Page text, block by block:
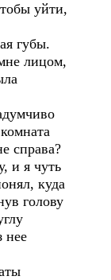
уйти,
губы.
лицом,
справа?
и я чуть
куда
голову
нее